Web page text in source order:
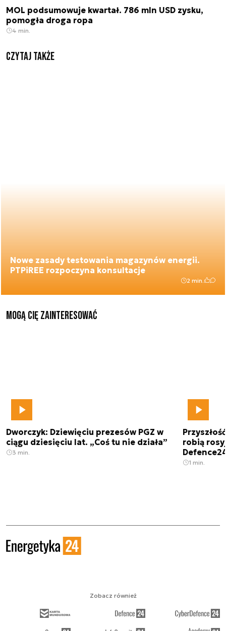
MOL podsumowuje kwartał. 786 mln USD zysku,
pomogła droga ropa
4 min.
Czytaj także
Nowe zasady testowania magazynów energii.
PTPiREE rozpoczyna konsultacje
2 min.
Mogą Cię zainteresować
Dworczyk: Dziewięciu prezesów PGZ w
ciągu dziesięciu lat. „Coś tu nie działa”
3 min.
robią
1 min.
Zobacz również